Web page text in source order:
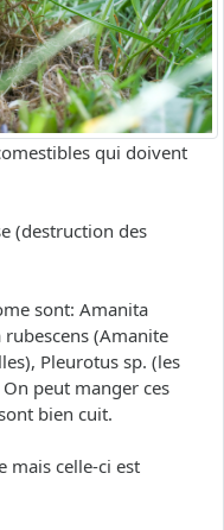
qui doivent
(destruction des
sont: Amanita
(Amanite
Pleurotus sp. (les
peut manger ces
bien cuit.
mais celle-ci est